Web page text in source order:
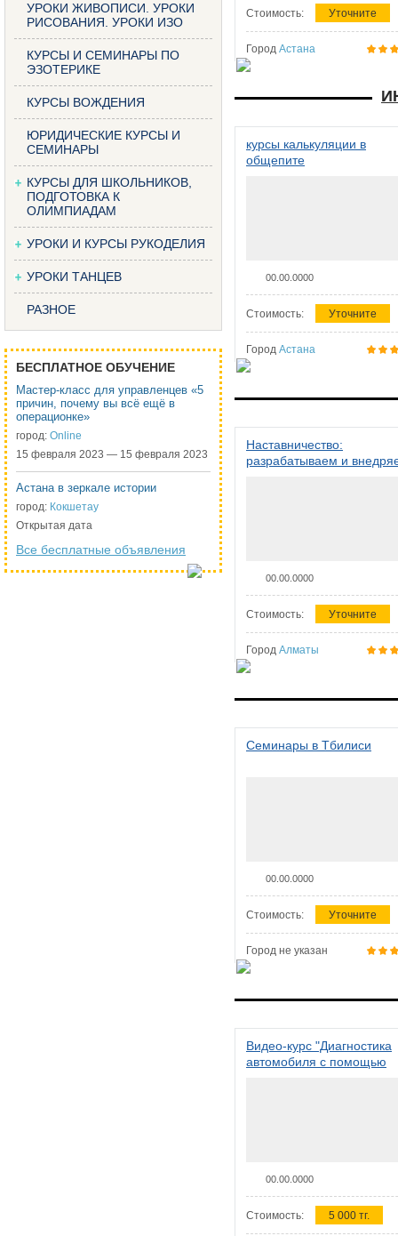
УРОКИ ЖИВОПИСИ. УРОКИ
РИСОВАНИЯ. УРОКИ ИЗО
КУРСЫ И СЕМИНАРЫ ПО
ЭЗОТЕРИКЕ
КУРСЫ ВОЖДЕНИЯ
ЮРИДИЧЕСКИЕ КУРСЫ И
СЕМИНАРЫ
КУРСЫ ДЛЯ ШКОЛЬНИКОВ,
ПОДГОТОВКА К
ОЛИМПИАДАМ
УРОКИ И КУРСЫ РУКОДЕЛИЯ
УРОКИ ТАНЦЕВ
РАЗНОЕ
БЕСПЛАТНОЕ ОБУЧЕНИЕ
Мастер-класс для управленцев «5
причин, почему вы всё ещё в
операционке»
город: Online
15 февраля 2023 — 15 февраля 2023
Астана в зеркале истории
город: Кокшетау
Открытая дата
Все бесплатные объявления
Стоимость: Уточните
Город Астана
курсы калькуляции в
общепите
00.00.0000
Стоимость: Уточните
Город Астана
Наставничество:
разрабатываем и
00.00.0000
Стоимость: Уточните
Город Алматы
Семинары в Тбилиси
00.00.0000
Стоимость: Уточните
Город не указан
Видео-курс "Диагностика
автомобиля с помощью
00.00.0000
Стоимость: 5 000 тг.